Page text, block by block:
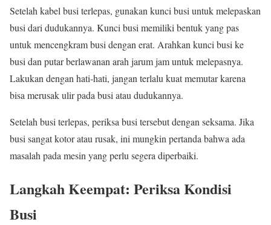
Setelah kabel busi terlepas, gunakan kunci busi untuk melepaskan
busi dari dudukannya. Kunci busi memiliki bentuk yang pas
untuk mencengkram busi dengan erat. Arahkan kunci busi ke
busi dan putar berlawanan arah jarum jam untuk melepasnya.
Lakukan dengan hati-hati, jangan terlalu kuat memutar karena
bisa merusak ulir pada busi atau dudukannya.
Setelah busi terlepas, periksa busi tersebut dengan seksama. Jika
busi sangat kotor atau rusak, ini mungkin pertanda bahwa ada
masalah pada mesin yang perlu segera diperbaiki.
Langkah Keempat: Periksa Kondisi
Busi